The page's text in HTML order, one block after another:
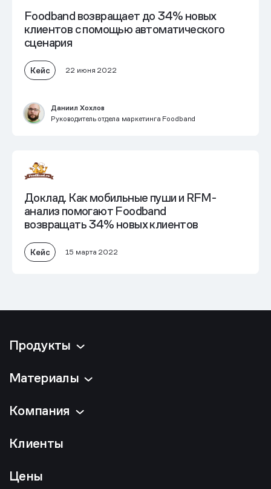
Foodband возвращает до 34% новых
клиентов с помощью автоматического
сценария
Кейс 22 июня 2022
Даниил Хохлов
Руководитель отдела маркетинга Foodband
Доклад. Как мобильные пуши и RFM-
анализ помогают Foodband
возвращать 34% новых клиентов
Кейс 15 марта 2022
Продукты
Материалы
Компания
Клиенты
Цены